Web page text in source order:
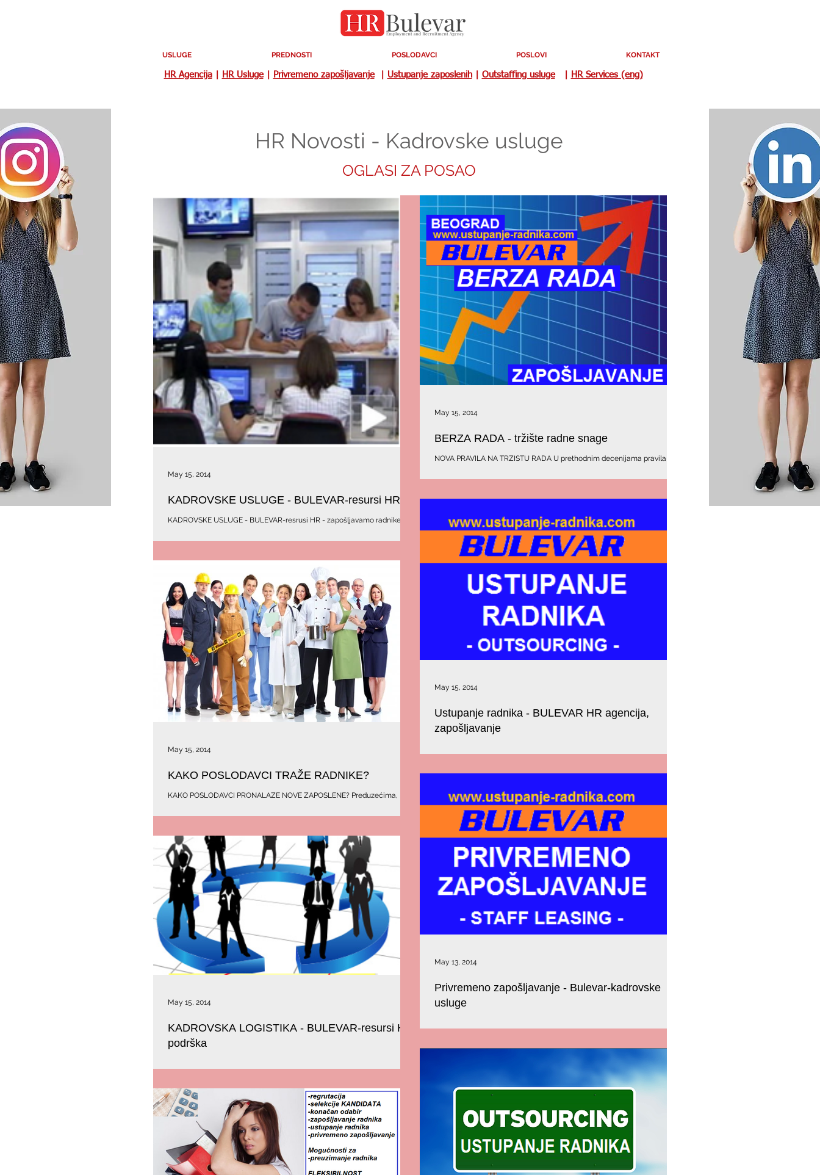
USLUGE PREDNOSTI POSLODAVCI POSLOVI KONTAKT
HR Agencija| HR Usluge| Privremeno zapošljavanje| Ustupanje zaposlenih| Outstaffing usluge| HR Services (eng)
HR Novosti - Kadrovske usluge
OGLASI ZA POSAO
KADROVSKE USLUGE - BULEVAR-resursi HR
KADROVSKE USLUGE - BULEVAR-resrusi HR - zapošljavamo radnike za
May 15, 2014
BERZA RADA - tržište radne snage
NOVA PRAVILA NA TRZISTU RADA U prethodnim decenijama pravila su
May 15, 2014
KAKO POSLODAVCI TRAŽE RADNIKE?
KAKO POSLODAVCI PRONALAZE NOVE ZAPOSLENE? Preduzećima,
radnik,...
May 15, 2014
Ustupanje radnika - BULEVAR HR agencija,
zapošljavanje
May 15, 2014
KADROVSKA LOGISTIKA - BULEVAR-resursi HR
podrška
May 15, 2014
Privremeno zapošljavanje - Bulevar-kadrovske
usluge
May 13, 2014